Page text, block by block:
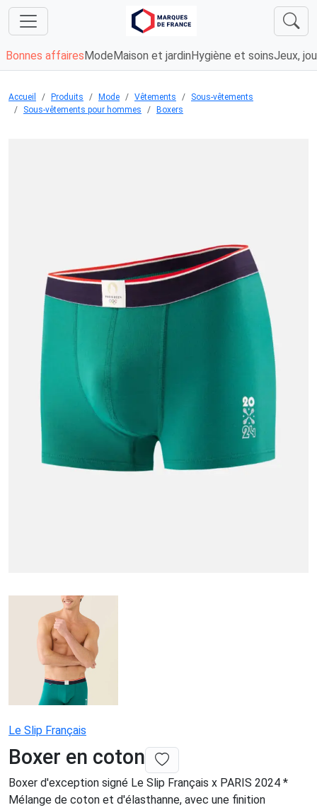
Bonnes affaires Mode Maison et jardin Hygiène et soinsJeux,
Accueil Produits Mode Vêtements
Sous-vêtements
Sous-vêtements pour hommes
Boxers
Le Slip Français
Boxer en coton
Boxer d'exception signé Le Slip Français x PARIS 2024 *
Mélange de coton et d'élasthanne, avec une finition